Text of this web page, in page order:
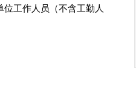
工作人员（不含工勤人